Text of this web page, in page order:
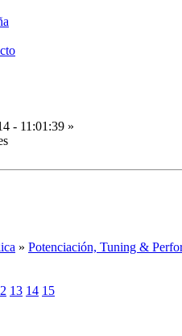
- 11:01:39 »
» Potenciación, Tuning &
13 14 15